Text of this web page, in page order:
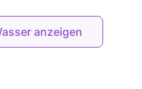
anzeigen